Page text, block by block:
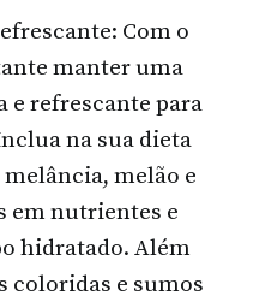
Com o
manter uma
e refrescante para
na sua dieta
melão e
em nutrientes e
hidratado. Além
coloridas e sumos